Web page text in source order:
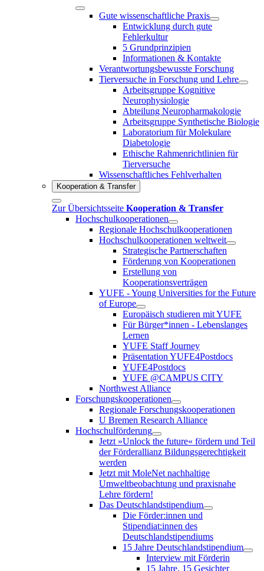
Gute wissenschaftliche Praxis
Entwicklung durch gute
Fehlerkultur
5 Grundprinzipien
Informationen & Kontakte
Verantwortungsbewusste Forschung
Tierversuche in Forschung und Lehre
Arbeitsgruppe Kognitive
Neurophysiologie
Abteilung Neuropharmakologie
Arbeitsgruppe Synthetische Biologie
Laboratorium für Molekulare
Diabetologie
Ethische Rahmenrichtlinien für
Tierversuche
Wissenschaftliches Fehlverhalten
Kooperation & Transfer
Zur Übersichtsseite Kooperation & Transfer
Hochschulkooperationen
Regionale Hochschulkooperationen
Hochschulkooperationen weltweit
Strategische Partnerschaften
Förderung von Kooperationen
Erstellung von
Kooperationsverträgen
YUFE - Young Universities for the Future
of Europe
Europäisch studieren mit YUFE
Für Bürger*innen - Lebenslanges
Lernen
YUFE Staff Journey
Präsentation YUFE4Postdocs
YUFE4Postdocs
YUFE @CAMPUS CITY
Northwest Alliance
Forschungskooperationen
Regionale Forschungskooperationen
U Bremen Research Alliance
Hochschulförderung
Jetzt »Unlock the future« fördern und Teil
der Förderallianz Bildungsgerechtigkeit
werden
Jetzt mit MoleNet nachhaltige
Umweltbeobachtung und praxisnahe
Lehre fördern!
Das Deutschlandstipendium
Die Förder:innen und
Stipendiat:innen des
Deutschlandstipendiums
15 Jahre Deutschlandstipendium
Interview mit Förderin
15 Jahre, 15 Gesichter